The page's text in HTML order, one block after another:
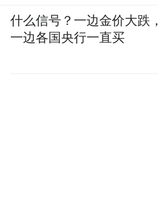
什么信号？一边金价大跌，
一边各国央行一直买